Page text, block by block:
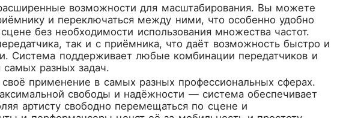
возможности для масштабирования. Вы можете
и переключаться между ними, что особенно удобно
без необходимости использования множества частот.
так и с приёмника, что даёт возможность быстро и
Система поддерживает любые комбинации передатчиков и
разных задач.
применение в самых разных профессиональных сферах.
свободы и надёжности — система обеспечивает
артисту свободно перемещаться по сцене и